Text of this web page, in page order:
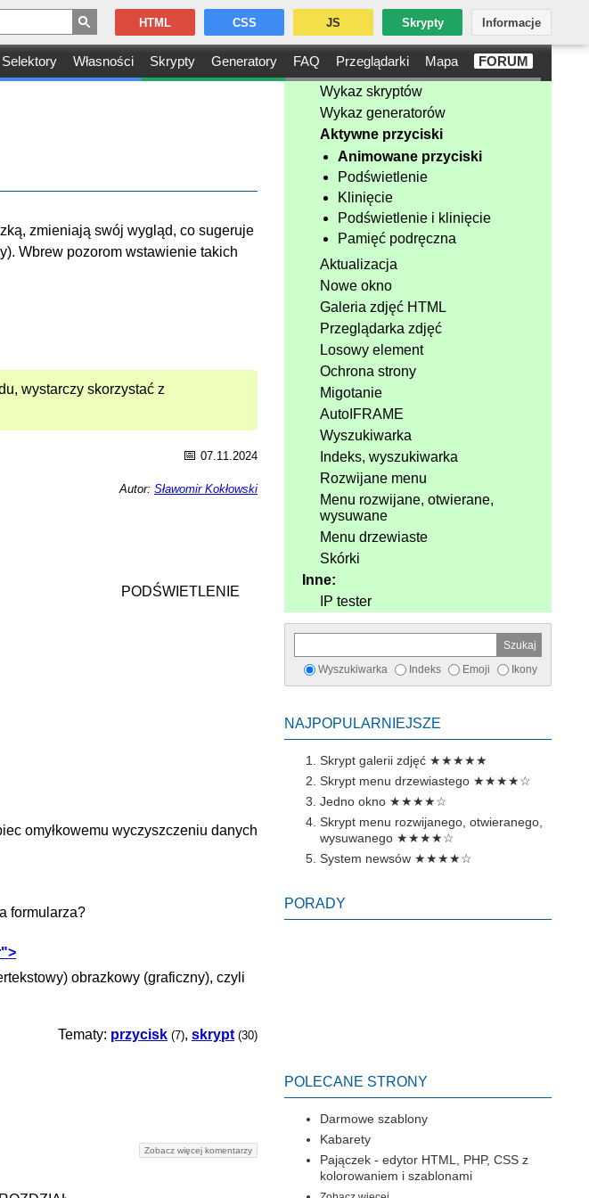
Selektory Własności Skrypty Generatory FAQ Przeglądarki Mapa FORUM
HTML CSS JS Skrypty
Wykaz skryptów
Wykaz generatorów
Aktywne przyciski
Animowane przyciski
Podświetlenie
Klinięcie
Podświetlenie i klinięcie
Pamięć podręczna
Aktualizacja
Nowe okno
Galeria zdjęć HTML
Przeglądarka zdjęć
Losowy element
Ochrona strony
Migotanie
AutoIFRAME
Wyszukiwarka
Indeks, wyszukiwarka
Rozwijane menu
Menu rozwijane, otwierane,
wysuwane
Menu drzewiaste
Skórki
Inne:
IP tester
Informacje
Wyszukiwarka Indeks Emoji Ikony
NAJPOPULARNIEJSZE
Skrypt galerii zdjęć ★★★★★
Skrypt menu drzewiastego ★★★★☆
Jedno okno ★★★★☆
Skrypt menu rozwijanego, otwieranego,
wysuwanego ★★★★☆
System newsów ★★★★☆
PORADY
POLECANE STRONY
Darmowe szablony
Kabarety
Pajączek - edytor HTML, PHP, CSS z
kolorowaniem i szablonami
zmieniają swój wygląd, co sugeruje
Wbrew pozorom wstawienie takich
wystarczy skorzystać z
📅 07.11.2024
Autor: Sławomir Kokłowski
PODŚWIETLENIE
omyłkowemu wyczyszczeniu danych
formularza?
obrazkowy (graficzny), czyli
Tematy: przycisk (7), skrypt (30)
Zobacz więcej komentarzy